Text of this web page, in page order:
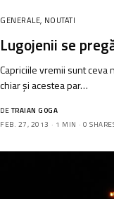
GENERALE, NOUTATI
Lugojenii se
Capriciile vremii sunt ceva
chiar și acestea par…
DE TRAIAN GOGA
FEB. 27, 2013
1 MIN 0